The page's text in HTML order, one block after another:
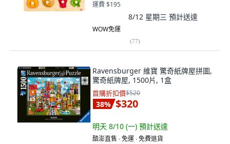
運費 $195
8/12 星期三 預計送達
WOW免運
(77)
Ravensburger 維寶 驚奇紙牌屋拼圖,
驚奇紙牌屋, 1500片, 1盒
首購折扣價$520
38% $320
明天 8/10 (一) 預計送達
酷澎直售 ∙ 免運 ∙ 免費退貨